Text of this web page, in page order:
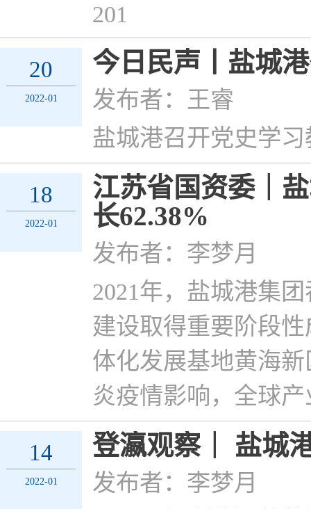
201
20
2022-01
今日民声丨盐城
发布者：王睿
盐城港召开党史学
18
2022-01
江苏省国资委｜
长62.38%
发布者：李梦月
2021年，盐城港集
建设取得重要阶段
体化发展基地黄海
炎疫情影响，全球
14
2022-01
登瀛观察｜ 盐城
发布者：李梦月